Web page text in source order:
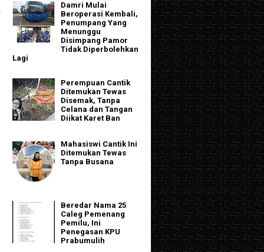
Damri Mulai
Beroperasi Kembali,
Penumpang Yang
Menunggu
Disimpang Pamor
Tidak Diperbolehkan
Lagi
Perempuan Cantik
Ditemukan Tewas
Disemak, Tanpa
Celana dan Tangan
Diikat Karet Ban
Mahasiswi Cantik Ini
Ditemukan Tewas
Tanpa Busana
Beredar Nama 25
Caleg Pemenang
Pemilu, Ini
Penegasan KPU
Prabumulih